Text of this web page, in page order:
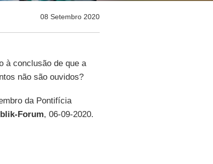
08 Setembro 2020
à conclusão de que a
não são ouvidos?
da Pontifícia
Forum, 06-09-2020.